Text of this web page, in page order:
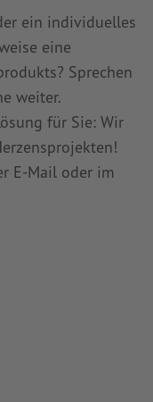
ein individuelles
eine
Sprechen
weiter.
für Sie: Wir
E-Mail oder im